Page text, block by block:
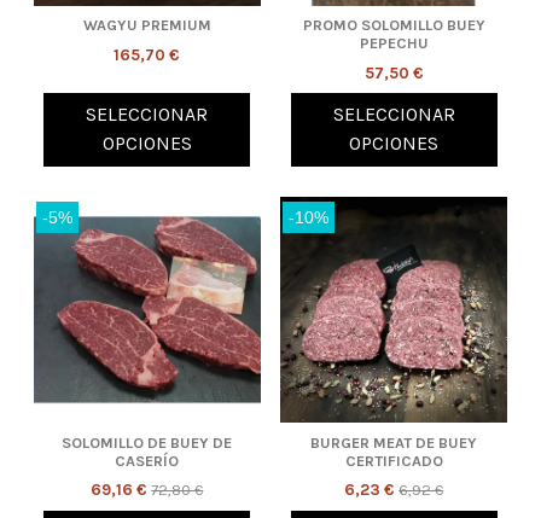
WAGYU PREMIUM
165,70 €
SELECCIONAR
OPCIONES
PROMO SOLOMILLO BUEY
PEPECHU
57,50 €
SELECCIONAR
OPCIONES
-5%
SOLOMILLO DE BUEY DE
CASERÍO
69,16 €72,80 €
-10%
BURGER MEAT DE BUEY
CERTIFICADO
6,23 €6,92 €